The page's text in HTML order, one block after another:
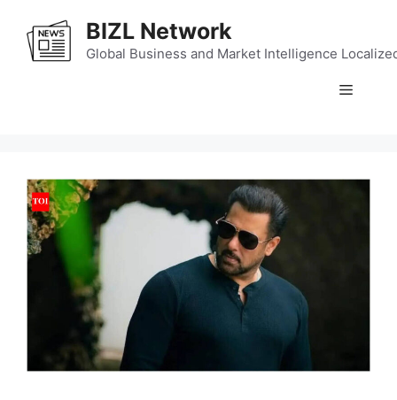
content
BIZL Network
Global Business and Market Intelligence
Menu